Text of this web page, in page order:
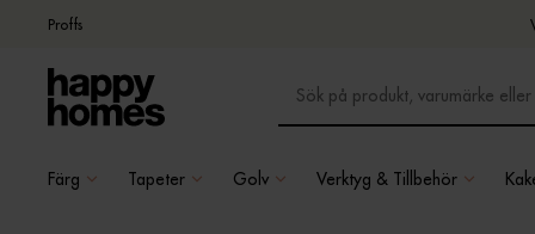
Proffs
Färg Tapeter Golv Verktyg & Tillbehör